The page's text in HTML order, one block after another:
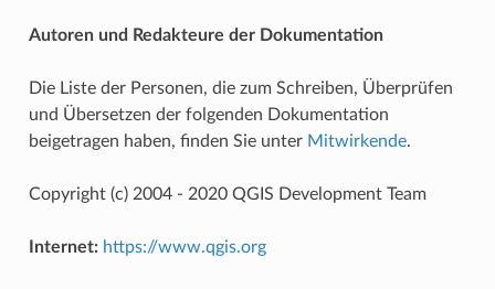
Autoren und Redakteure der Dokumentation
Die Liste der Personen, die zum Schreiben, Überprüfen
und Übersetzen der folgenden Dokumentation
beigetragen haben, finden Sie unter Mitwirkende.
Copyright (c) 2004 - 2020 QGIS Development Team
Internet: https://www.qgis.org